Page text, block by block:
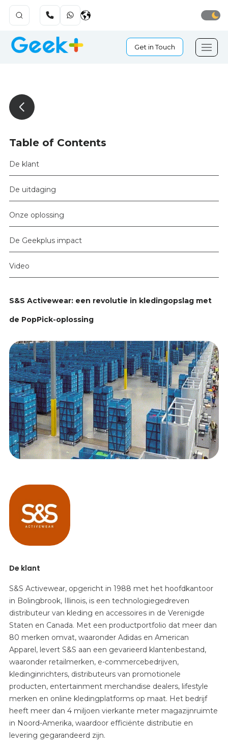
Get in Touch
Table of Contents
De klant
De uitdaging
Onze oplossing
De Geekplus impact
Video
S&S Activewear: een revolutie in kledingopslag met
de PopPick-oplossing
De klant
S&S Activewear, opgericht in 1988 met het hoofdkantoor
in Bolingbrook, Illinois, is een technologiegedreven
distributeur van kleding en accessoires in de Verenigde
Staten en Canada. Met een productportfolio dat meer dan
80 merken omvat, waaronder Adidas en American
Apparel, levert S&S aan een gevarieerd klantenbestand,
waaronder retailmerken, e-commercebedrijven,
kledinginrichters, distributeurs van promotionele
producten, entertainment merchandise dealers, lifestyle
merken en online kledingplatforms op maat. Het bedrijf
heeft meer dan 4 miljoen vierkante meter magazijnruimte
in Noord-Amerika, waardoor efficiënte distributie en
levering gegarandeerd zijn.